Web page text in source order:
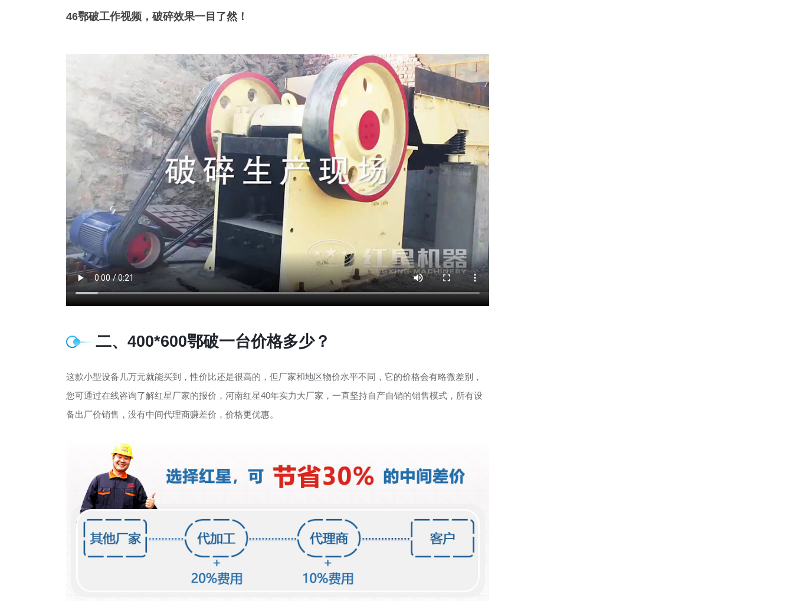
46鄂破工作视频，破碎效果一目了然！
二、400*600鄂破一台价格多少？
这款小型设备几万元就能买到，性价比还是很高的，但厂家和地区物价水平不同，它的价格会有略微差别，
您可通过在线咨询了解红星厂家的报价，河南红星40年实力大厂家，一直坚持自产自销的销售模式，所有设
备出厂价销售，没有中间代理商赚差价，价格更优惠。